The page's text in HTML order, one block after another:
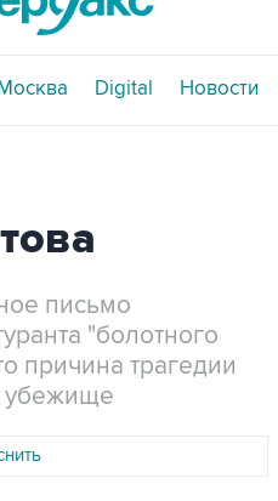
Digital Новости
письмо
"болотного
причина трагедии
убежище